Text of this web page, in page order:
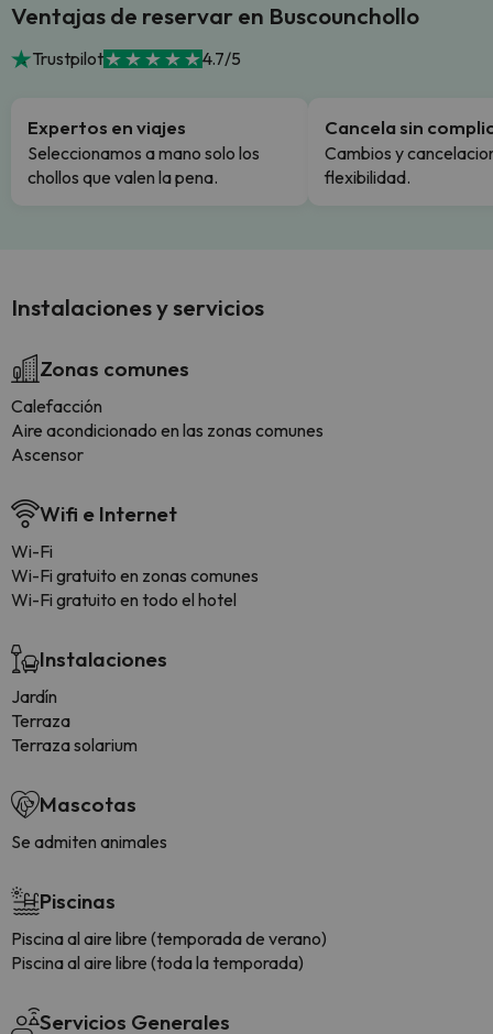
Ventajas de reservar en Buscounchollo
Trustpilot 4.7/5
Expertos en viajes
Seleccionamos a mano solo los
chollos que valen la pena.
Cancela sin
Cambios y
flexibilidad.
Instalaciones y servicios
Zonas comunes
Calefacción
Aire acondicionado en las zonas comunes
Ascensor
Wifi e Internet
Wi-Fi
Wi-Fi gratuito en zonas comunes
Wi-Fi gratuito en todo el hotel
Instalaciones
Jardín
Terraza
Terraza solarium
Mascotas
Se admiten animales
Piscinas
Piscina al aire libre (temporada de verano)
Piscina al aire libre (toda la temporada)
Servicios Generales